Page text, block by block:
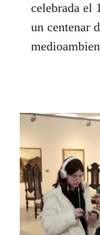
celebrada el
un centenar